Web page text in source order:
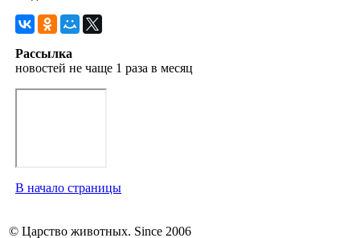
Рассылка
новостей не чаще 1 раза в месяц
В начало страницы
© Царство животных. Since 2006